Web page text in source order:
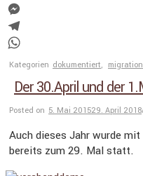
Facebook
Messenger
Telegram
WhatsApp
Kategorien dokumentiert, migration
Der 30.April und der
Posted on 5. Mai 201529. April 2018
Auch dieses Jahr wurde
bereits zum 29. Mal statt.